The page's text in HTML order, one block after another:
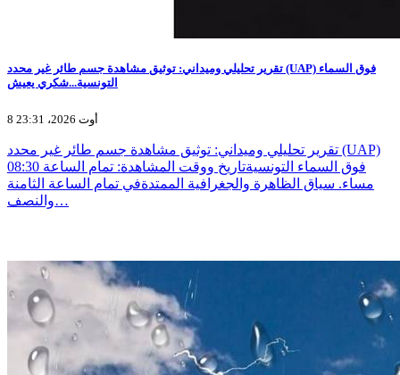
تقرير تحليلي وميداني: توثيق مشاهدة جسم طائر غير محدد (UAP) فوق السماء
التونسية...شكري يعيش
8 أوت 2026، 23:31
تقرير تحليلي وميداني: توثيق مشاهدة جسم طائر غير محدد (UAP)
فوق السماء التونسيةتاريخ ووقت المشاهدة: تمام الساعة 08:30
مساء. سياق الظاهرة والجغرافية الممتدةفي تمام الساعة الثامنة
والنصف…